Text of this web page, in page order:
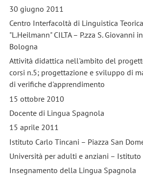
30 giugno 2011
Centro Interfacoltà di Linguistica
"L.Heilmann" CILTA – P.zza S. Giovanni
Bologna
Attività didattica nell'ambito del
corsi n.5; progettazione e sviluppo di
di verifiche d'apprendimento
15 ottobre 2010
Docente di Lingua Spagnola
15 aprile 2011
Istituto Carlo Tincani – Piazza San
Università per adulti e anziani –
Insegnamento della Lingua Spagnola